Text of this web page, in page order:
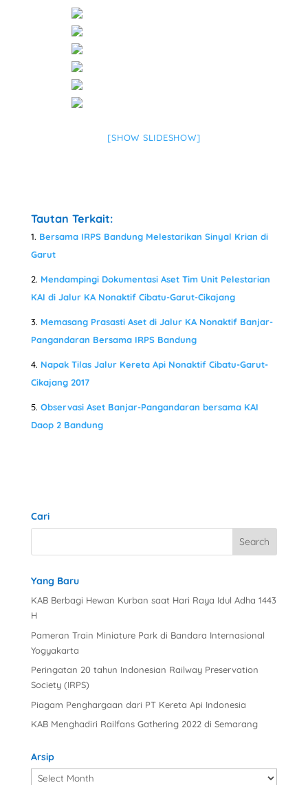
[SHOW SLIDESHOW]
Tautan Terkait:
Bersama IRPS Bandung Melestarikan Sinyal Krian di
Garut
Mendampingi Dokumentasi Aset Tim Unit Pelestarian
KAI di Jalur KA Nonaktif Cibatu-Garut-Cikajang
Memasang Prasasti Aset di Jalur KA Nonaktif Banjar-
Pangandaran Bersama IRPS Bandung
Napak Tilas Jalur Kereta Api Nonaktif Cibatu-Garut-
Cikajang 2017
Observasi Aset Banjar-Pangandaran bersama KAI
Daop 2 Bandung
Cari
Yang Baru
KAB Berbagi Hewan Kurban saat Hari Raya Idul Adha 1443
H
Pameran Train Miniature Park di Bandara Internasional
Yogyakarta
Peringatan 20 tahun Indonesian Railway Preservation
Society (IRPS)
Piagam Penghargaan dari PT Kereta Api Indonesia
KAB Menghadiri Railfans Gathering 2022 di Semarang
Arsip
Arsip